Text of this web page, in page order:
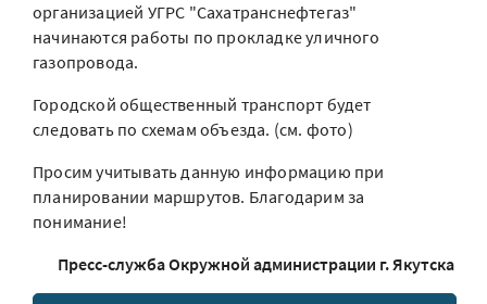
организацией УГРС "Сахатранснефтегаз"
начинаются работы по прокладке уличного
газопровода.
Городской общественный транспорт будет
следовать по схемам объезда. (см. фото)
Просим учитывать данную информацию при
планировании маршрутов. Благодарим за
понимание!
Пресс-служба Окружной администрации г. Якутска